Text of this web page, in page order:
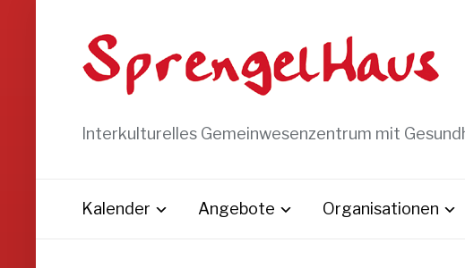
Interkulturelles Gemeinwesenzentrum mit
Kalender Angebote Organisationen